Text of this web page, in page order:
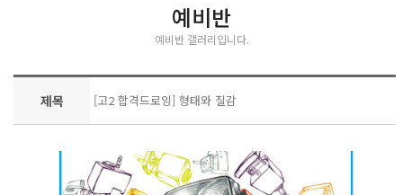
예비반
예비반 갤러리입니다.
제목 [고2 합격드로잉] 형태와 질감